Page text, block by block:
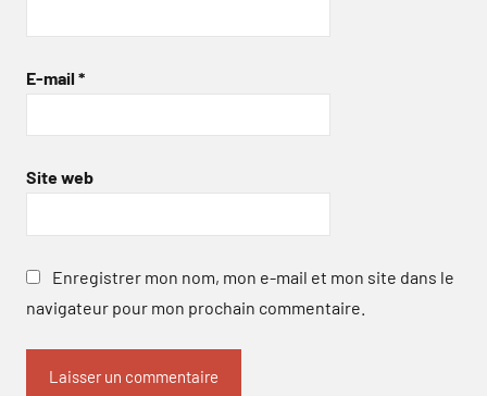
E-mail *
Site web
Enregistrer mon nom, mon e-mail et mon site dans le
navigateur pour mon prochain commentaire.